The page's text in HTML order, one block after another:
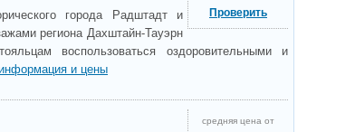
Проверить
города Радштадт и
региона Дахштайн-Тауэрн
воспользоваться оздоровительными и
и цены
средняя цена от